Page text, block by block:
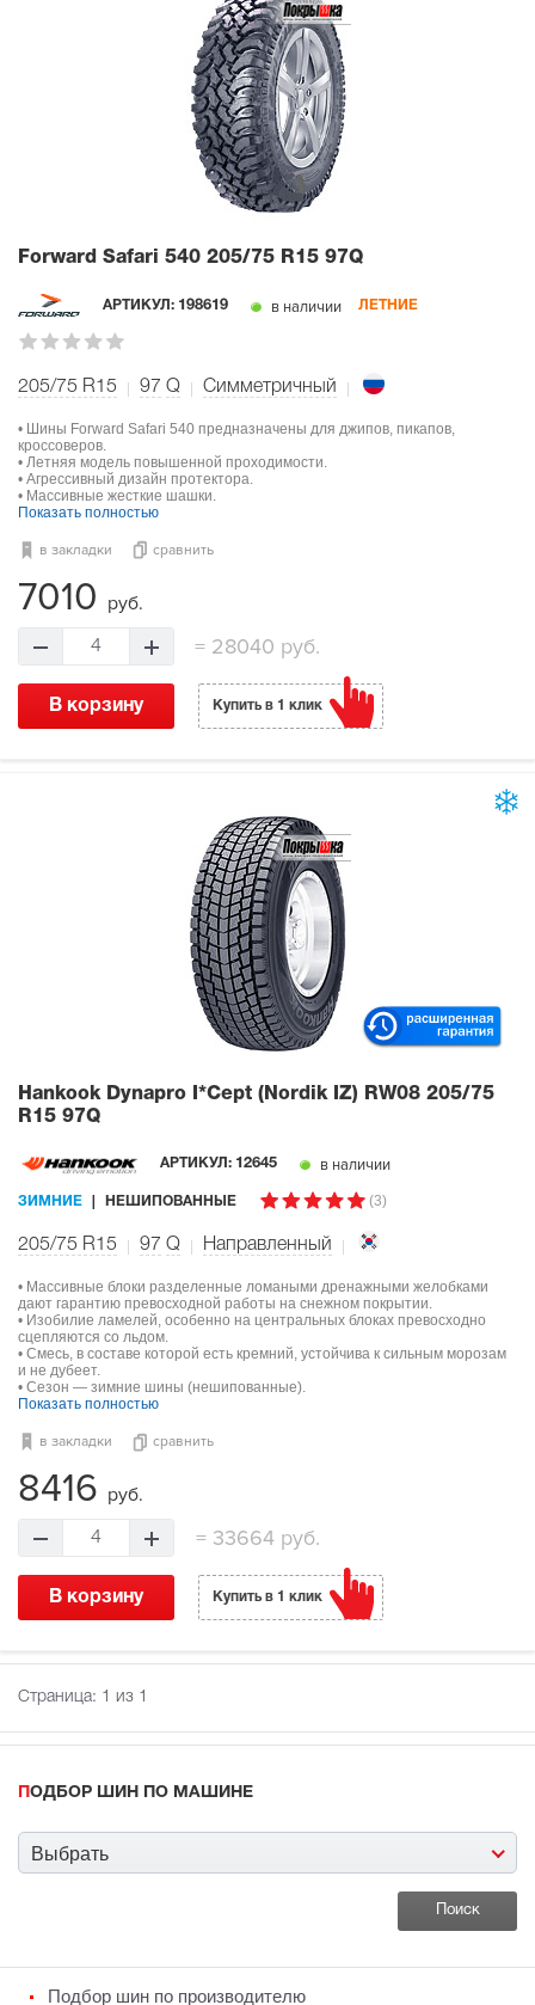
Forward Safari 540 205/75 R15 97Q
АРТИКУЛ: 198619 в наличии ЛЕТНИЕ
205/75 R15 97 Q Симметричный
• Шины Forward Safari 540 предназначены для джипов, пикапов,
кроссоверов.
• Летняя модель повышенной проходимости.
• Агрессивный дизайн протектора.
• Массивные жесткие шашки.
Показать полностью
в закладки сравнить
7010 руб.
4 = 28040 руб.
В корзину Купить в 1 клик
Hankook Dynapro I*Cept (Nordik IZ) RW08 205/75
R15 97Q
АРТИКУЛ: 12645 в наличии
ЗИМНИЕ НЕШИПОВАННЫЕ (3)
205/75 R15 97 Q Направленный
• Массивные блоки разделенные ломаными дренажными желобками
дают гарантию превосходной работы на снежном покрытии.
• Изобилие ламелей, особенно на центральных блоках превосходно
сцепляются со льдом.
• Смесь, в составе которой есть кремний, устойчива к сильным морозам
и не дубеет.
• Сезон — зимние шины (нешипованные).
Показать полностью
в закладки сравнить
8416 руб.
4 =33664 руб.
В корзину Купить в 1 клик
Страница: 1 из 1
ПОДБОР ШИН ПО МАШИНЕ
Выбрать
Подбор шин по производителю